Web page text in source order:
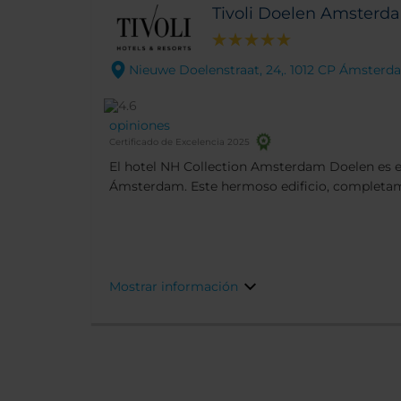
Tivoli Doelen
Nieuwe Doelenstraat, 24,. 1012 CP
opiniones
Certificado de Excelencia 2025
El hotel NH Collection Amsterdam Doelen es
Ámsterdam. Este hermoso edificio,
Mostrar información